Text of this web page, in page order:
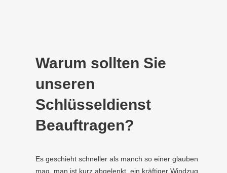
Warum sollten Sie
unseren
Schlüsseldienst
Beauftragen?
Es geschieht schneller als manch so einer glauben
mag, man ist kurz abgelenkt, ein kräftiger Windzug